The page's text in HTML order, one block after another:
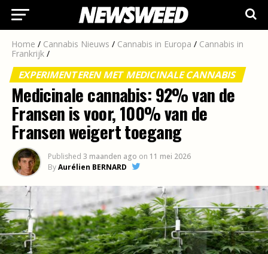
Home / Cannabis Nieuws / Cannabis in Europa / Cannabis in
Frankrijk /
EXPERIMENTEREN MET MEDICINALE CANNABIS
Medicinale cannabis: 92% van de
Fransen is voor, 100% van de
Fransen weigert toegang
Published 3 maanden ago on 11 mei 2026
ByAurélien BERNARD
Ga naar mobiele versie